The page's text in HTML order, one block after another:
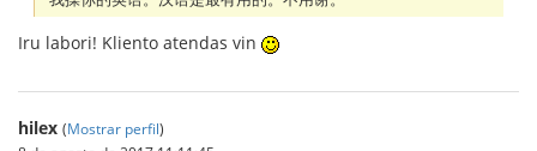
Iru labori! Kliento atendas vin
hilex (Mostrar perfil)